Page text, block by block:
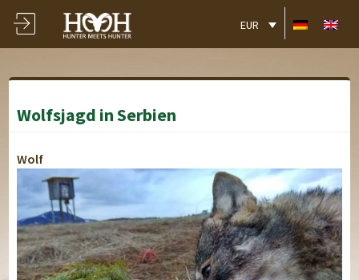
EUR
Wolfsjagd in Serbien
Wolf
Hotel Timok